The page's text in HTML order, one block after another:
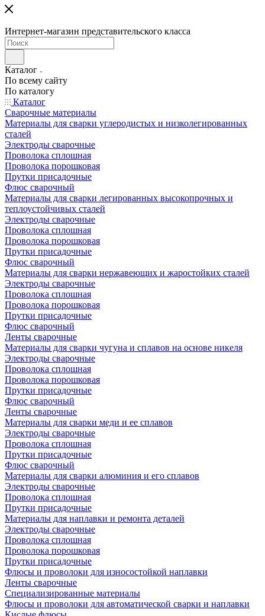
Интернет-магазин представительского класса
Каталог
По всему сайту
По каталогу
Каталог
Сварочные материалы
Материалы для сварки углеродистых и низколегированных
сталей
Электроды сварочные
Проволока сплошная
Проволока порошковая
Прутки присадочные
Флюс сварочный
Материалы для сварки легированных высокопрочных и
теплоустойчивых сталей
Электроды сварочные
Проволока сплошная
Проволока порошковая
Прутки присадочные
Флюс сварочный
Материалы для сварки нержавеющих и жаростойких сталей
Электроды сварочные
Проволока сплошная
Проволока порошковая
Прутки присадочные
Флюс сварочный
Ленты сварочные
Материалы для сварки чугуна и сплавов на основе никеля
Электроды сварочные
Проволока сплошная
Проволока порошковая
Прутки присадочные
Флюс сварочный
Ленты сварочные
Материалы для сварки меди и ее сплавов
Электроды сварочные
Проволока сплошная
Прутки присадочные
Флюс сварочный
Материалы для сварки алюминия и его сплавов
Электроды сварочные
Проволока сплошная
Прутки присадочные
Материалы для наплавки и ремонта деталей
Электроды сварочные
Проволока сплошная
Проволока порошковая
Прутки присадочные
Флюсы и проволоки для износостойкой наплавки
Ленты сварочные
Специализированные материалы
Флюсы и проволоки для автоматической сварки и наплавки